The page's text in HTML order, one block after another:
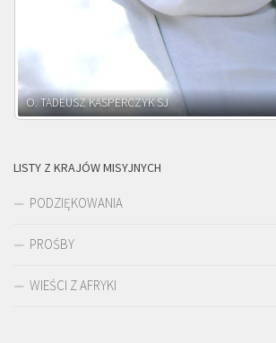
O. ADNRZEJ LEŚNIARA SJ
LISTY Z KRAJÓW MISYJNYCH
PODZIĘKOWANIA
PROŚBY
WIEŚCI Z AFRYKI